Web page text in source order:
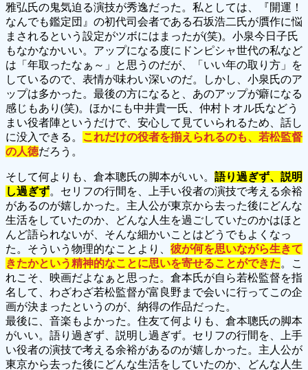
雅弘氏の鬼気迫る演技が秀逸だった。私としては、『開運！
なんでも鑑定団』の初代司会者である石坂浩二氏が贋作に悩
まされるという設定がツボにはまったが(笑)。小泉今日子氏
もなかなかいい。アップになる度にドンピシャ世代の私など
は「年取ったなぁ～」と思うのだが、「いい年の取り方」を
しているので、表情が味わい深いのだ。しかし、小泉氏のア
ップは多かった。最後の方になると、あのアップが癖になる
感じもあり(笑)。ほかにも中井貴一氏、仲村トオル氏などう
まい役者陣というだけで、安心して見ていられるため、話し
に没入できる。
これだけの役者を揃えられるのも、若松監督
の人徳だろう。
そして何よりも、倉本聰氏の脚本がいい。 語り過ぎず、説明
し過ぎず。セリフの行間を、上手い役者の演技で考える余裕
があるのが嬉しかった。主人公が東京から去った後にどんな
生活をしていたのか、どんな人生を過ごしていたのかはほと
んど語られないが、そんな細かいことはどうでもよくなっ
た。そういう物理的なことより、 彼が何を思いながら生きて
きたかという精神的なことに思いを寄せることができた。こ
れこそ、映画だよなぁと思った。倉本氏が自ら若松監督を指
名して、わざわざ若松監督が富良野まで会いに行ってこの企
画が決まったというのが、納得の作品だった。
最後に、音楽もよかった。住友て何よりも、倉本聰氏の脚本
がいい。語り過ぎず、説明し過ぎず。セリフの行間を、上手
い役者の演技で考える余裕があるのが嬉しかった。主人公が
東京から去った後にどんな生活をしていたのか、どんな人生